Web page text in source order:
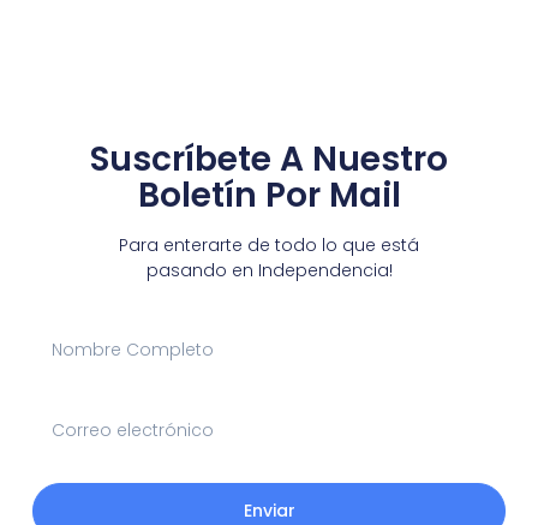
Suscríbete A Nuestro
Boletín Por Mail
Para enterarte de todo lo que está
pasando en Independencia!
Enviar